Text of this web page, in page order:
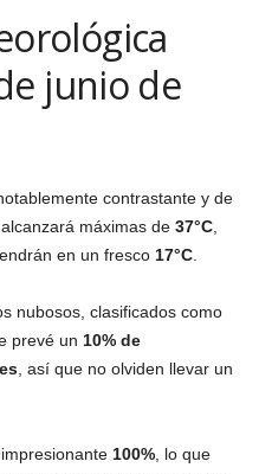
junio de
contrastante y de
máximas de 37°C,
en un fresco 17°C.
nubosos, clasificados como
prevé un 10% de
, así que no olviden llevar un
100%, lo que